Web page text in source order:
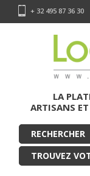
+ 32 495 87 36 30
LA
ARTISANS
TROUVEZ